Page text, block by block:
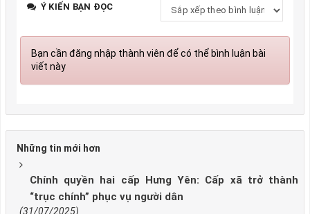
Ý KIẾN BẠN ĐỌC
Bạn cần đăng nhập thành viên để có thể bình luận bài
viết này
Những tin mới hơn
Chính quyền hai cấp Hưng Yên: Cấp xã trở thành
“trục chính” phục vụ người dân
(31/07/2025)